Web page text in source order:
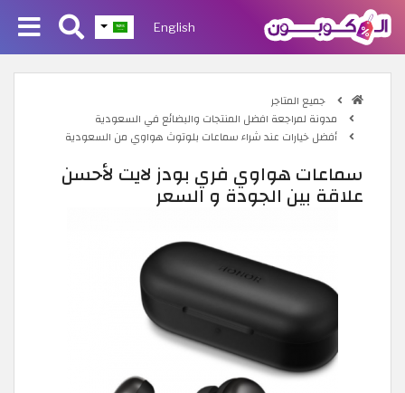
English
جميع المتاجر
مدونة لمراجعة افضل المنتجات والبضائع في السعودية
أفضل خيارات عند شراء سماعات بلوتوث هواوي من السعودية
سماعات هواوي فري بودز لايت لأحسن
علاقة بين الجودة و السعر